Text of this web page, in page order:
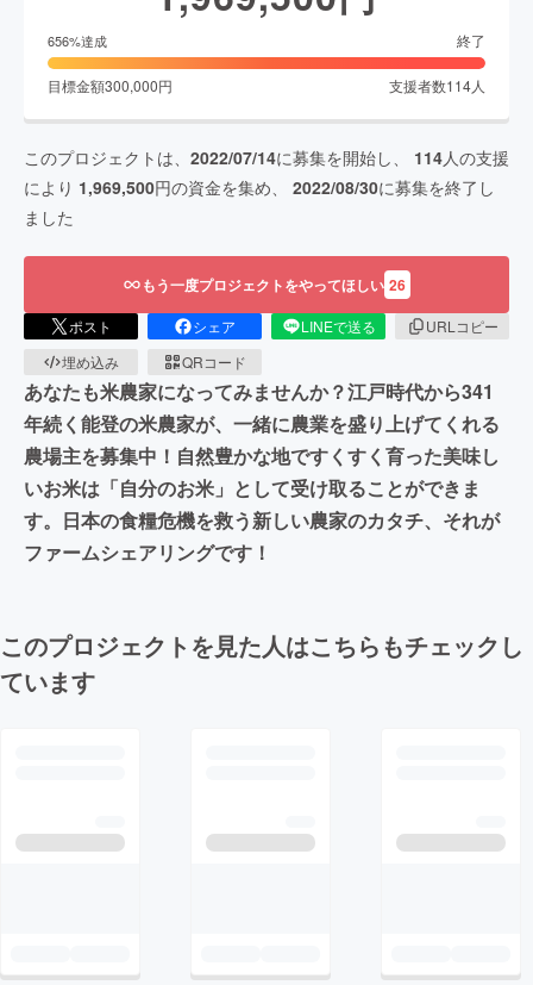
656%達成 終了
目標金額300,000円 支援者数114人
このプロジェクトは、 2022/07/14に募集を開始し、 114人の支援
により 1,969,500円の資金を集め、 2022/08/30に募集を終了し
ました
もう一度プロジェクトをやってほしい 26
ポスト シェア LINEで送る
URLコピー
埋め込み
QRコード
あなたも米農家になってみませんか？江戸時代から341
年続く能登の米農家が、一緒に農業を盛り上げてくれる
農場主を募集中！自然豊かな地ですくすく育った美味し
いお米は「自分のお米」として受け取ることができま
す。日本の食糧危機を救う新しい農家のカタチ、それが
ファームシェアリングです！
このプロジェクトを見た人はこちらもチェックし
ています